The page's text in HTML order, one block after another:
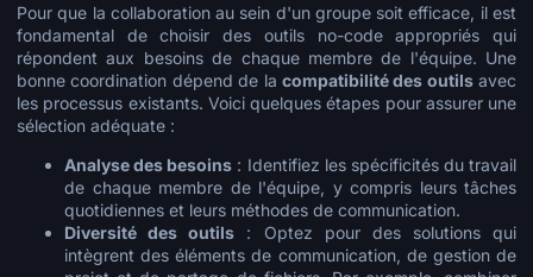
Pour que la collaboration au sein d'un groupe soit efficace, il est
fondamental de choisir des outils no-code appropriés qui
répondent aux besoins de chaque membre de l'équipe. Une
bonne coordination dépend de la compatibilité des outilsavec
les processus existants. Voici quelques étapes pour assurer une
sélection adéquate :
Analyse des besoins : Identifiez les spécificités du travail
de chaque membre de l'équipe, y compris leurs tâches
quotidiennes et leurs méthodes de communication.
Diversité des outils : Optez pour des solutions qui
intègrent des éléments de communication, de gestion de